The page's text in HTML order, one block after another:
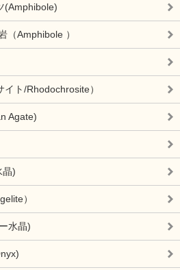
(Amphibole)
（Amphibole ）
ト/Rhodochrosite）
Agate)
晶)
）
水晶)